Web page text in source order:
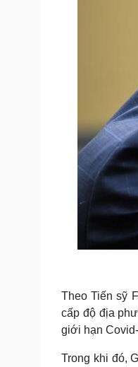
Theo Tiến sỹ
cấp độ địa
giới hạn
Trong khi đó,